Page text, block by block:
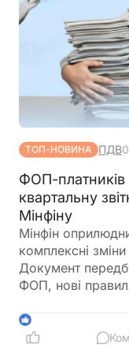
ТОП-НОВИНА ПДВ
ФОП-
квартальну
Мінфіну
Мінфін
комплексні
Документ
ФОП, нові
бюджетного
квартального
1